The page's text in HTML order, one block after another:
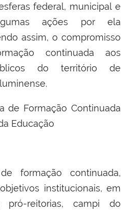
federal, municipal e
ações por ela
assim, o compromisso
continuada aos
do território de
de Formação Continuada
Educação
formação continuada,
institucionais, em
reitorias, campi do